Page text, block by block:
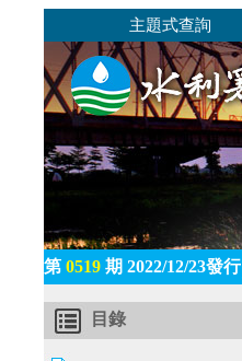
主題式查詢
第 0519 期 2022/12/23發行
目錄